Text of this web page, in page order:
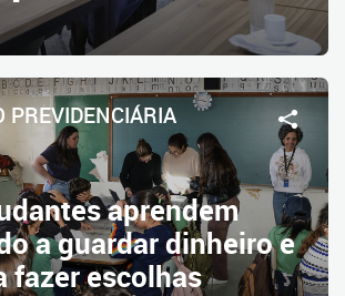
PREVIDENCIÁRIA
aprendem
a guardar dinheiro e
fazer escolhas